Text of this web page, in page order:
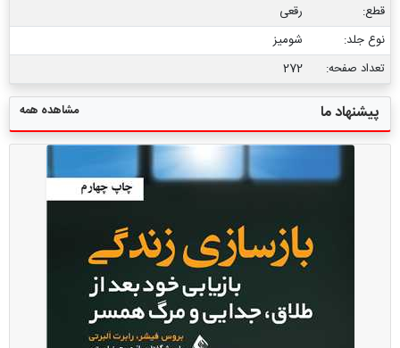
قطع:
رقعی
نوع جلد:
شومیز
تعداد صفحه:
272
پیشنهاد ما مشاهده همه